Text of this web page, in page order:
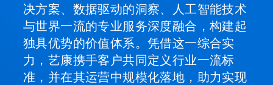
决方案、数据驱动的洞察、人工智能技术
与世界一流的专业服务深度融合，构建起
独具优势的价值体系。凭借这一综合实
力，艺康携手客户共同定义行业一流标
准，并在其运营中规模化落地，助力实现